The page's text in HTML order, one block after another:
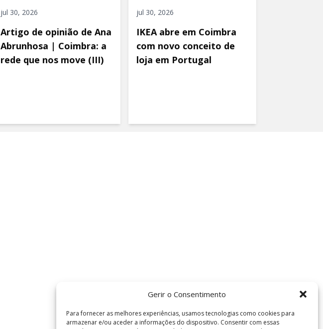
Gerir o Consentimento
Para fornecer as melhores experiências, usamos tecnologias como cookies para
armazenar e/ou aceder a informações do dispositivo. Consentir com essas
jul 30, 2026
Artigo de opinião de Ana
Abrunhosa | Coimbra: a
rede que nos move (III)
jul 30, 2026
IKEA abre em Coimbra
com novo conceito de
loja em Portugal